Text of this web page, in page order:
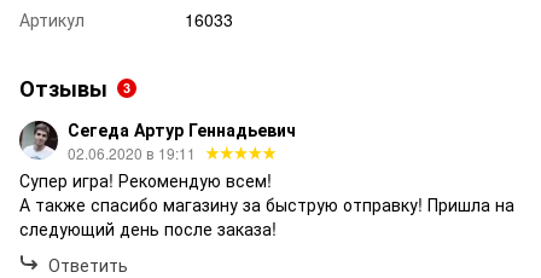
Артикул
16033
Отзывы 3
Сегеда Артур Геннадьевич
02.06.2020 в 19:11
Супер игра! Рекомендую всем!
А также спасибо магазину за быструю отправку! Пришла на
следующий день после заказа!
Ответить